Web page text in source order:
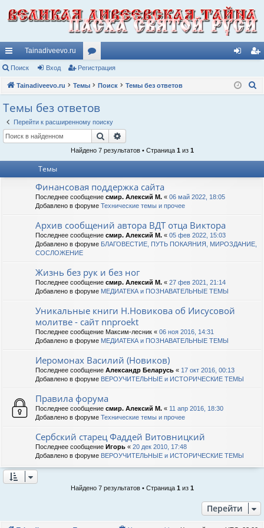
с
ы
лк
и
Tainadiveevo.ru
ор
ум д ис
Поиск Вход Регистрация
Tainadiveevo.ru Темы Поиск Темы без ответов
Темы без ответов
Перейти к расширенному поиску
Поиск
Найдено 7 результатов • Страница 1 из 1
Темы
Финансовая поддержка сайта
Последнее сообщение смир. Алексий М. « 06 май 2022, 18:05
Добавлено в форуме Технические темы и прочее
Архив сообщений автора ВДТ отца Виктора
Последнее сообщение смир. Алексий М. « 05 фев 2022, 15:03
Добавлено в форуме БЛАГОВЕСТИЕ, ПУТЬ ПОКАЯНИЯ, МИРОЗДАНИЕ,
СОСЛОЖЕНИЕ
Жизнь без рук и без ног
Последнее сообщение смир. Алексий М. « 27 фев 2021, 21:14
Добавлено в форуме МЕДИАТЕКА и ПОЗНАВАТЕЛЬНЫЕ ТЕМЫ
Уникальные книги Н.Новикова об Иисусовой
молитве - сайт nnproekt
Последнее сообщение Максим-лесник « 06 ноя 2016, 14:31
Добавлено в форуме МЕДИАТЕКА и ПОЗНАВАТЕЛЬНЫЕ ТЕМЫ
Иеромонах Василий (Новиков)
Последнее сообщение Александр Беларусь « 17 окт 2016, 00:13
Добавлено в форуме ВЕРОУЧИТЕЛЬНЫЕ и ИСТОРИЧЕСКИЕ ТЕМЫ
Правила форума
Последнее сообщение смир. Алексий М. « 11 апр 2016, 18:30
Добавлено в форуме Технические темы и прочее
Сербский старец Фаддей Витовницкий
Последнее сообщение Игорь « 20 дек 2010, 17:48
Добавлено в форуме ВЕРОУЧИТЕЛЬНЫЕ и ИСТОРИЧЕСКИЕ ТЕМЫ
Найдено 7 результатов • Страница 1 из 1
Перейти